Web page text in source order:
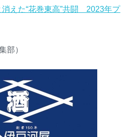
えた“花巻東高”共闘 2023年プ
部）